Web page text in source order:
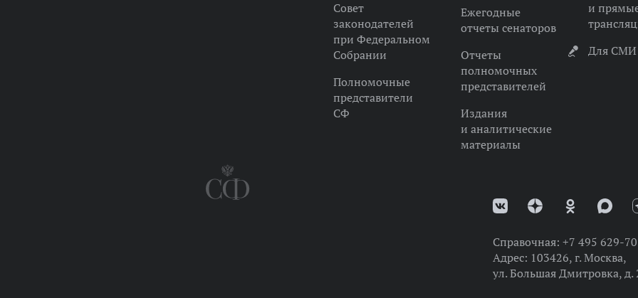
Совет
законодателей
при Федеральном
Собрании
Полномочные
представители
СФ
Ежегодные
отчеты сенаторов
Отчеты
полномочных
представителей
Издания
и аналитические
материалы
и
Для СМИ
Справочная: +7 495 629-
Адрес: 103426, г. Москва,
ул. Большая Дмитровка, д.